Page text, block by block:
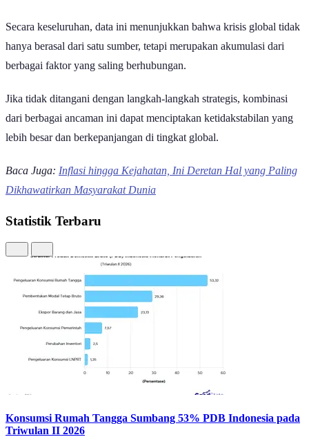
Secara keseluruhan, data ini menunjukkan bahwa krisis global tidak
hanya berasal dari satu sumber, tetapi merupakan akumulasi dari
berbagai faktor yang saling berhubungan.
Jika tidak ditangani dengan langkah-langkah strategis, kombinasi
dari berbagai ancaman ini dapat menciptakan ketidakstabilan yang
lebih besar dan berkepanjangan di tingkat global.
Baca Juga: Inflasi hingga Kejahatan, Ini Deretan Hal yang Paling
Dikhawatirkan Masyarakat Dunia
Statistik Terbaru
Konsumsi Rumah Tangga Sumbang 53% PDB Indonesia pada
Triwulan II 2026